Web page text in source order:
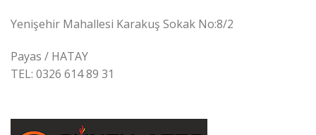
Yenişehir Mahallesi Karakuş Sokak No:8/2
Payas / HATAY
TEL: 0326 614 89 31